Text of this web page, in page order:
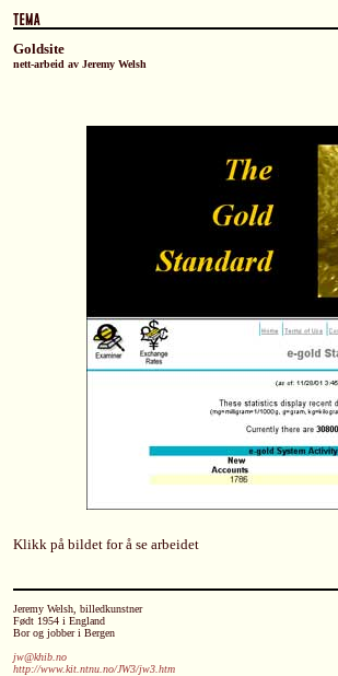
Goldsite
nett-arbeid av Jeremy Welsh
Klikk på bildet for å se arbeidet
Jeremy Welsh, billedkunstner
Født 1954 i England
Bor og jobber i Bergen
jw@khib.no
http://www.kit.ntnu.no/JW3/jw3.htm